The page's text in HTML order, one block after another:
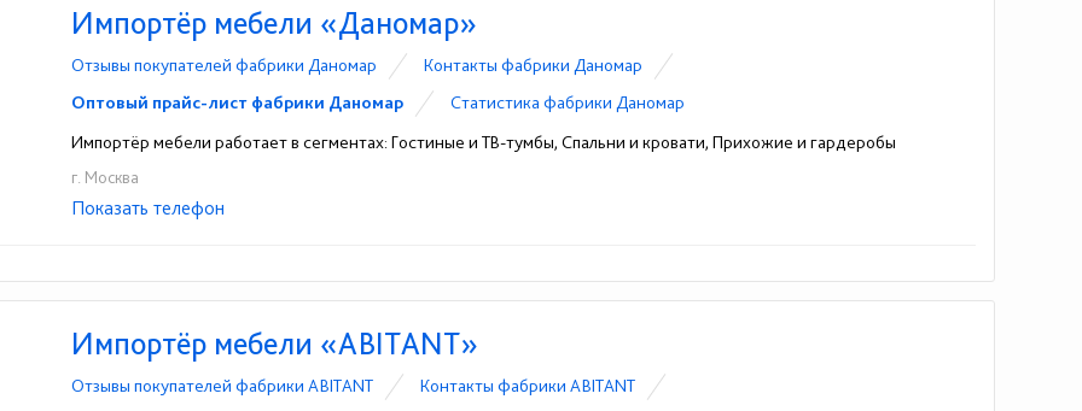
Импортёр мебели «Даномар»
Отзывы покупателей фабрики Даномар
Контакты фабрики Даномар
Оптовый прайс-лист фабрики Даномар
Статистика фабрики Даномар
Импортёр мебели работает в сегментах: Гостиные и ТВ-тумбы, Спальни и кровати, Прихожие и гардеробы
г. Москва
☎+7(495) 648-62-72
Показать телефон
Импортёр мебели «ABITANT»
Отзывы покупателей фабрики ABITANT
Контакты фабрики ABITANT